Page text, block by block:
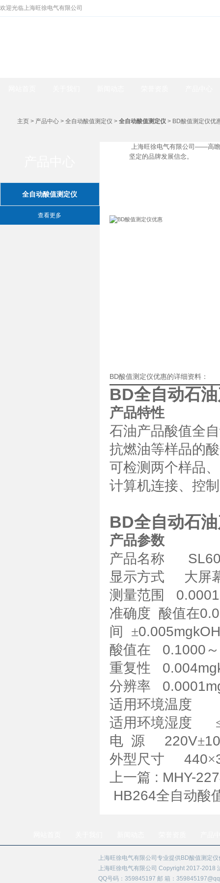
欢迎光临上海旺徐电气有限公司
主页 > 产品中心 > 全自动酸值测定仪 > 全自动酸值测定仪 > BD酸值测定仪优
全自动酸值测定仪
查看更多
上海旺徐电气有限公司——高瞻
坚定的品牌发展信念。
BD酸值测定仪优惠的详细资料：
BD全自动石
产品特性
石油产品酸值全
抗燃油等样品的
可检测两个样品
计算机连接、控
BD全自动石
产品参数
产品名称
显示方式
大屏
测量范围
0.0001
准确度 酸值在
间
±
酸值在 0.1000～
重复性
分辨率
适用环境温度
适用环境湿度
电 源 220V±
外型尺寸 440×
上一篇 : MHY-
HB264全自动酸
上海旺徐电气有限公司专业提供BD酸值测定
上海旺徐电气有限公司 Copyright 2017-2018
QQ号码：359845197 邮 箱：